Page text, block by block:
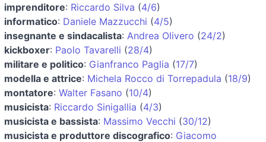
imprenditore: Riccardo Silva (4/6)
informatico: Daniele Mazzucchi (4/5)
insegnante e sindacalista: Andrea Olivero (24/2)
kickboxer: Paolo Tavarelli (28/4)
militare e politico: Gianfranco Paglia (17/7)
modella e attrice: Michela Rocco di Torrepadula (18/9)
montatore: Walter Fasano (10/4)
musicista: Riccardo Sinigallia (4/3)
musicista e bassista: Massimo Vecchi (30/12)
musicista e produttore discografico: Giacomo